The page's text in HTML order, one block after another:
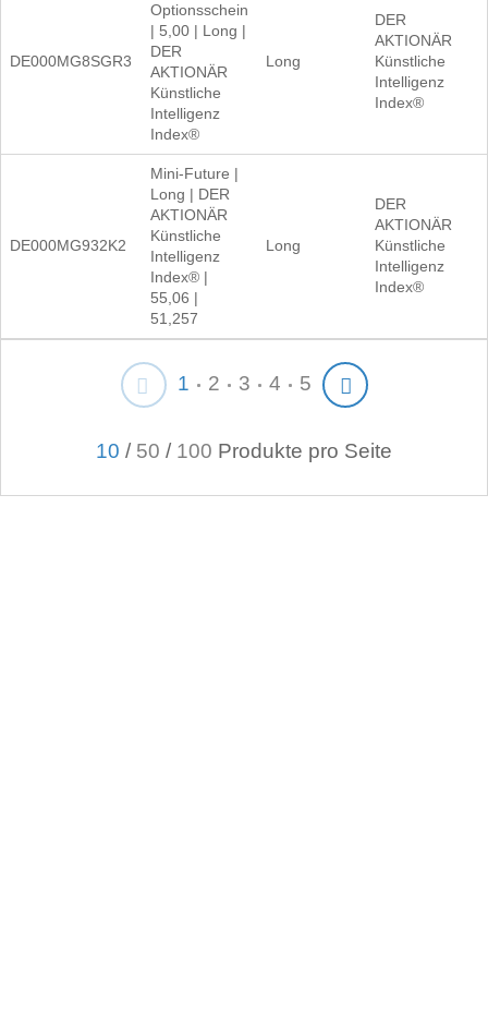
DE000MG8SGR3
Optionsschein
| 5,00 | Long |
DER
AKTIONÄR
Künstliche
Intelligenz
Index®
Long
DER
AKTIONÄR
Künstliche
Intelligenz
Index®
DE000MG932K2
Mini-Future |
Long | DER
AKTIONÄR
Künstliche
Intelligenz
Index® |
55,06 |
51,257
Long
DER
AKTIONÄR
Künstliche
Intelligenz
Index®
1 2 3 4 5
10 / 50 / 100 Produkte pro Seite